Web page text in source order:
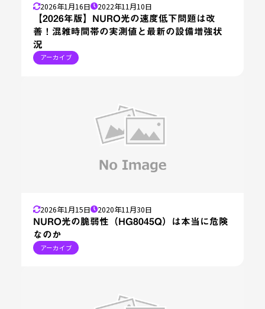
2026年1月16日 2022年11月10日
【2026年版】NURO光の速度低下問題は改
善！混雑時間帯の実測値と最新の設備増強状
況
アーカイブ
2026年1月15日 2020年11月30日
NURO光の脆弱性（HG8045Q）は本当に危険
なのか
アーカイブ